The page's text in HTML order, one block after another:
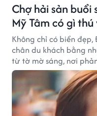
Chợ hải sản
Mỹ Tâm có gì thú
Không chỉ có biển
chân du khách bằng
từ tờ mờ sáng, nơi
thành phố biển.